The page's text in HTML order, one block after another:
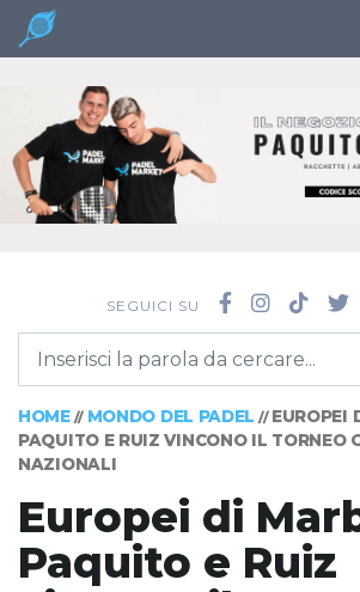
SEGUICI SU
HOME// MONDO DEL PADEL // EUROPEI
PAQUITO E RUIZ VINCONO IL TORNEO
NAZIONALI
Europei di
Paquito e Ruiz